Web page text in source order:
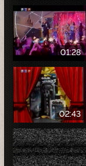
01:28
02:43